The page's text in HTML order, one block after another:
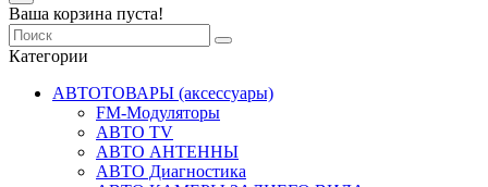
Ваша корзина пуста!
Категории
АВТОТОВАРЫ (аксессуары)
FM-Модуляторы
АВТО TV
АВТО АНТЕННЫ
АВТО Диагностика